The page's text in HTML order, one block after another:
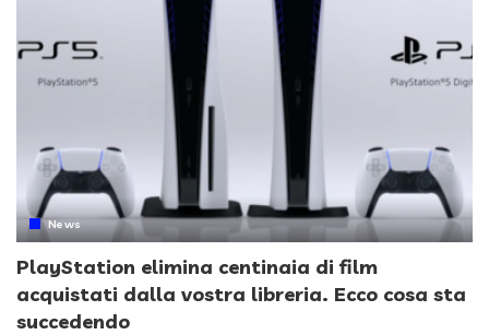
News
PlayStation elimina centinaia di film
acquistati dalla vostra libreria. Ecco cosa sta
succedendo